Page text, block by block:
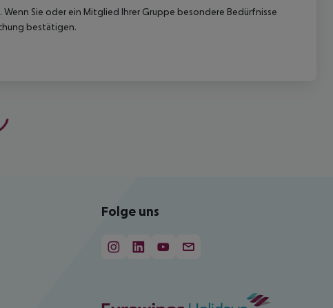
Sie oder ein Mitglied Ihrer Gruppe besondere Bedürfnisse
bestätigen.
Folge uns